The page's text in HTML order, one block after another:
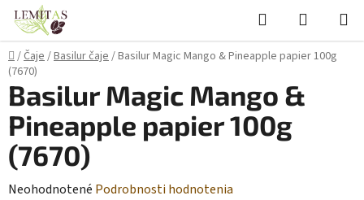
Prejsť
obsah
Hľadať
KOŠÍK
Domov
/Čaje/Basilur čaje/Basilur Magic Mango & Pineapple papier 100g
(7670)
Basilur Magic Mango &
Pineapple papier 100g
(7670)
Priemerné
Neohodnotené Podrobnosti hodnotenia